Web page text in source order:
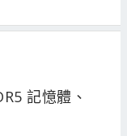
記憶體、